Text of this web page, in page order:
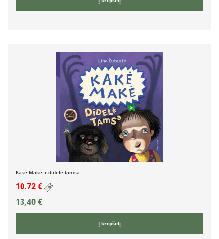
Kakė Makė ir didelė tamsa
10.72 €
13,40€
Į krepšelį